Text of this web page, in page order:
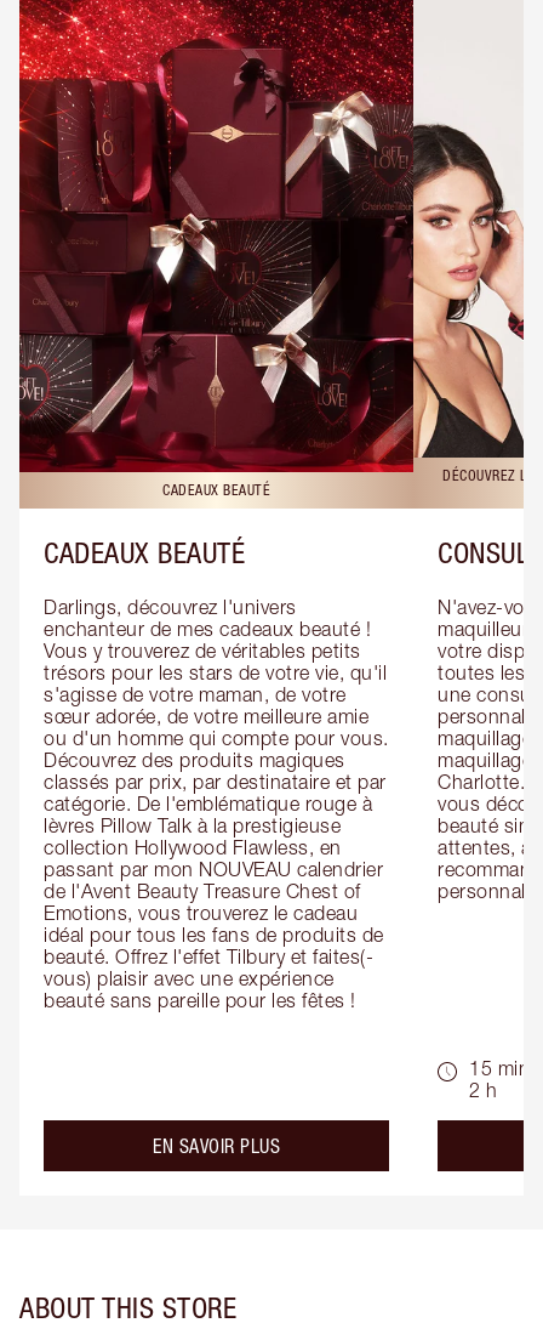
CADEAUX BEAUTÉ
CADEAUX BEAUTÉ
Darlings, découvrez l'univers
enchanteur de mes cadeaux beauté !
Vous y trouverez de véritables petits
trésors pour les stars de votre vie, qu'il
s'agisse de votre maman, de votre
sœur adorée, de votre meilleure amie
ou d'un homme qui compte pour vous.
Découvrez des produits magiques
classés par prix, par destinataire et par
catégorie. De l'emblématique rouge à
lèvres Pillow Talk à la prestigieuse
collection Hollywood Flawless, en
passant par mon NOUVEAU calendrier
de l'Avent Beauty Treasure Chest of
Emotions, vous trouverez le cadeau
idéal pour tous les fans de produits de
beauté. Offrez l'effet Tilbury et faites(-
vous) plaisir avec une expérience
beauté sans pareille pour les fêtes !
EN SAVOIR PLUSabout the
DÉCOUVREZ
N'avez-
maquilleur
votre
toutes les
une
maquillage
maquillage
Charlotte.
vous
beauté
attentes,
15 min -
2 h
ABOUT THIS STORE